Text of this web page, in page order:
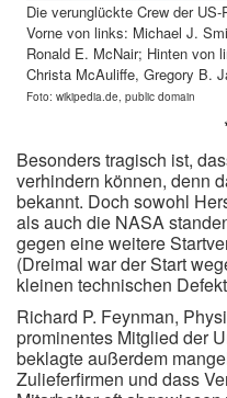
Die verunglückte Crew der US-
Vorne von links: Michael J.
Ronald E. McNair; Hinten von
Christa McAuliffe, Gregory B.
Foto: wikipedia.de, public domain
Besonders tragisch ist,
verhindern können, denn
bekannt. Doch sowohl
als auch die NASA
gegen eine weitere
(Dreimal war der Start
kleinen technischen
Richard P. Feynman,
prominentes Mitglied der
beklagte außerdem
Zulieferfirmen und dass